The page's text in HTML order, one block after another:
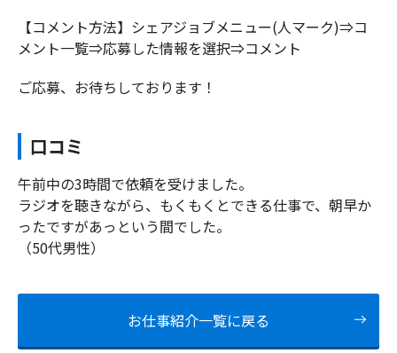
【コメント方法】シェアジョブメニュー(人マーク)⇒コ
メント一覧⇒応募した情報を選択⇒コメント
ご応募、お待ちしております！
口コミ
午前中の3時間で依頼を受けました。
ラジオを聴きながら、もくもくとできる仕事で、朝早か
ったですがあっという間でした。
（50代男性）
お仕事紹介一覧に戻る